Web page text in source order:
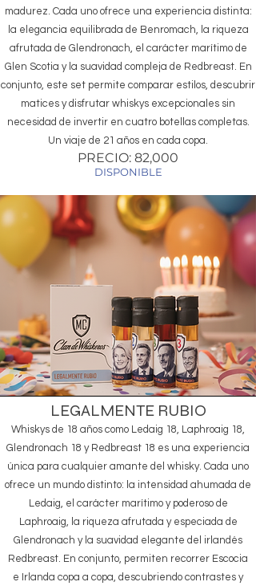
madurez. Cada uno ofrece una experiencia distinta:
la elegancia equilibrada de Benromach, la riqueza
afrutada de Glendronach, el carácter marítimo de
Glen Scotia y la suavidad compleja de Redbreast. En
conjunto, este set permite comparar estilos, descubrir
matices y disfrutar whiskys excepcionales sin
necesidad de invertir en cuatro botellas completas.
Un viaje de 21 años en cada copa.
PRECIO: 82,000
DISPONIBLE
LEGALMENTE RUBIO
Whiskys de 18 años como Ledaig 18, Laphroaig 18,
Glendronach 18 y Redbreast 18 es una experiencia
única para cualquier amante del whisky. Cada uno
ofrece un mundo distinto: la intensidad ahumada de
Ledaig, el carácter marítimo y poderoso de
Laphroaig, la riqueza afrutada y especiada de
Glendronach y la suavidad elegante del irlandés
Redbreast. En conjunto, permiten recorrer Escocia
e Irlanda copa a copa, descubriendo contrastes y